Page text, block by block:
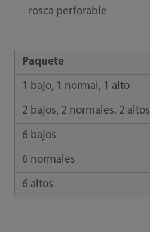
rosca perforable
Paquete
1 bajo, 1 normal, 1 alto
2 bajos, 2 normales, 2 altos
6 bajos
6 normales
6 altos